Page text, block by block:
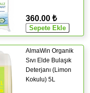
360.00 ₺
AlmaWin Organik
Sıvı Elde Bulaşık
Deterjanı (Limon
Kokulu) 5L